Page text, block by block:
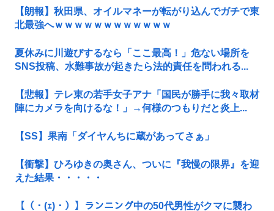
【朗報】秋田県、オイルマネーが転がり込んでガチで東
北最強へｗｗｗｗｗｗｗｗｗｗｗｗ
夏休みに川遊びするなら「ここ最高！」危ない場所を
SNS投稿、水難事故が起きたら法的責任を問われる...
【悲報】テレ東の若手女子アナ「国民が勝手に我々取材
陣にカメラを向けるな！」→何様のつもりだと炎上...
【SS】果南「ダイヤんちに蔵があってさぁ」
【衝撃】ひろゆきの奥さん、ついに『我慢の限界』を迎
えた結果・・・・・
【（・(ｪ)・）】ランニング中の50代男性がクマに襲わ